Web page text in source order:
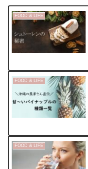
FOOD & LIFE
FOOD & LIFE
FOOD & LIFE